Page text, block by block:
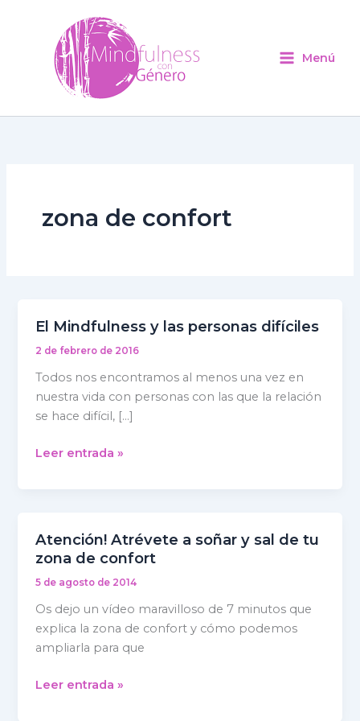
contenido
Menú
zona de confort
El Mindfulness y las personas difíciles
2 de febrero de 2016
Todos nos encontramos al menos una vez en
nuestra vida con personas con las que la relación
se hace difícil, […]
El
Mindfulness
las
personas
difíciles
Leer entrada »
Atención! Atrévete a soñar y sal de tu
zona de confort
5 de agosto de 2014
Os dejo un vídeo maravilloso de 7 minutos que
explica la zona de confort y cómo podemos
ampliarla para que
Atención!
Atrévete
a
y
sal
de
Leer entrada »